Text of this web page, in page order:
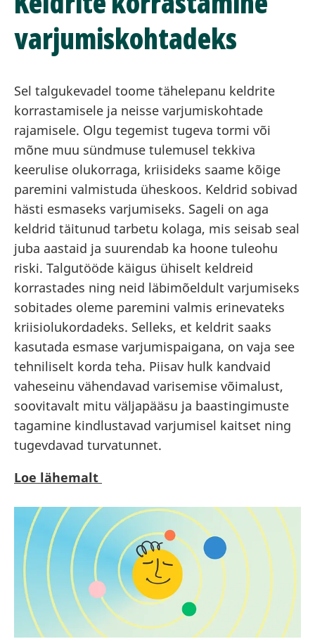
varjumiskohtadeks
Sel talgukevadel toome tähelepanu keldrite
korrastamisele ja neisse varjumiskohtade
rajamisele. Olgu tegemist tugeva tormi või
mõne muu sündmuse tulemusel tekkiva
keerulise olukorraga, kriisideks saame kõige
paremini valmistuda üheskoos. Keldrid sobivad
hästi esmaseks varjumiseks. Sageli on aga
keldrid täitunud tarbetu kolaga, mis seisab seal
juba aastaid ja suurendab ka hoone tuleohu
riski. Talgutööde käigus ühiselt keldreid
korrastades ning neid läbimõeldult varjumiseks
sobitades oleme paremini valmis erinevateks
kriisiolukordadeks. Selleks, et keldrit saaks
kasutada esmase varjumispaigana, on vaja see
tehniliselt korda teha. Piisav hulk kandvaid
vaheseinu vähendavad varisemise võimalust,
soovitavalt mitu väljapääsu ja baastingimuste
tagamine kindlustavad varjumisel kaitset ning
tugevdavad turvatunnet.
Loe lähemalt